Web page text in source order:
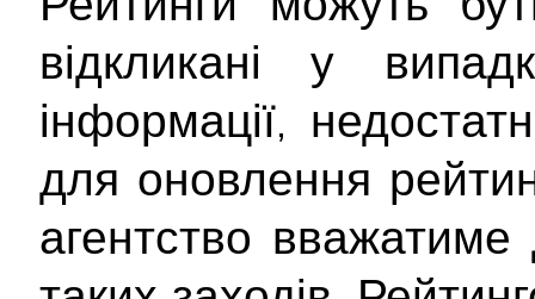
відкликані у
інформації,
для оновлення
агентство вважатиме